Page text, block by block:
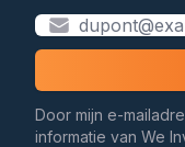
Door mijn e-
informatie van We